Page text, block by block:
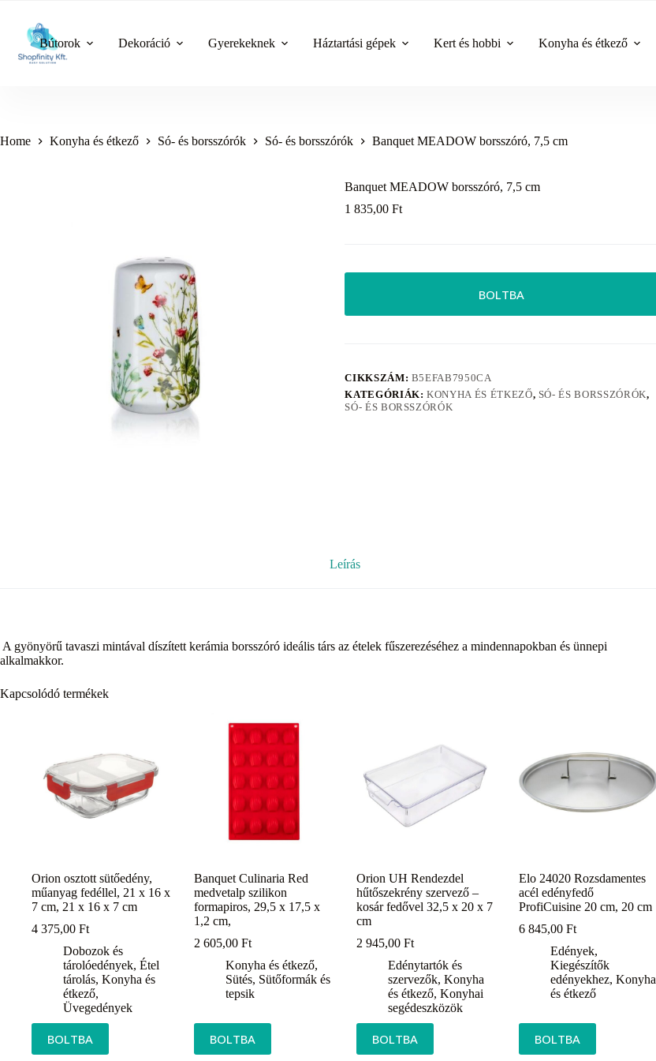
content
Bútorok Dekoráció Gyerekeknek Háztartási gépek Kert és hobbi Konyha és étkező
Home Konyha és étkező Só- és borsszórók Só- és borsszórók Banquet MEADOW borsszóró, 7,5 cm
Banquet MEADOW borsszóró, 7,5 cm
1 835,00Ft
BOLTBA
CIKKSZÁM: B5EFAB7950CA
KATEGÓRIÁK:KONYHA ÉS ÉTKEZŐ, SÓ- ÉS BORSSZÓRÓK,
SÓ- ÉS BORSSZÓRÓK
Leírás
A gyönyörű tavaszi mintával díszített kerámia borsszóró ideális társ az ételek fűszerezéséhez a mindennapokban és ünnepi
alkalmakkor.
Kapcsolódó termékek
Orion osztott sütőedény,
műanyag fedéllel, 21 x 16 x
7 cm, 21 x 16 x 7 cm
4 375,00 Ft
Dobozok és
tárolóedények, Étel
tárolás, Konyha és
étkező,
Üvegedények
BOLTBA
Banquet Culinaria Red
medvetalp szilikon
formapiros, 29,5 x 17,5 x
1,2 cm,
2 605,00Ft
Konyha és étkező,
Sütés, Sütőformák és
tepsik
BOLTBA
Orion UH Rendezdel
hűtőszekrény szervező –
kosár fedővel 32,5 x 20 x 7
cm
2 945,00Ft
Edénytartók és
szervezők,Konyha
és étkező,Konyhai
segédeszközök
BOLTBA
Elo 24020 Rozsdamentes
acél edényfedő
ProfiCuisine 20 cm, 20 cm
6 845,00Ft
Edények,
Kiegészítők
edényekhez,Konyha
és étkező
BOLTBA